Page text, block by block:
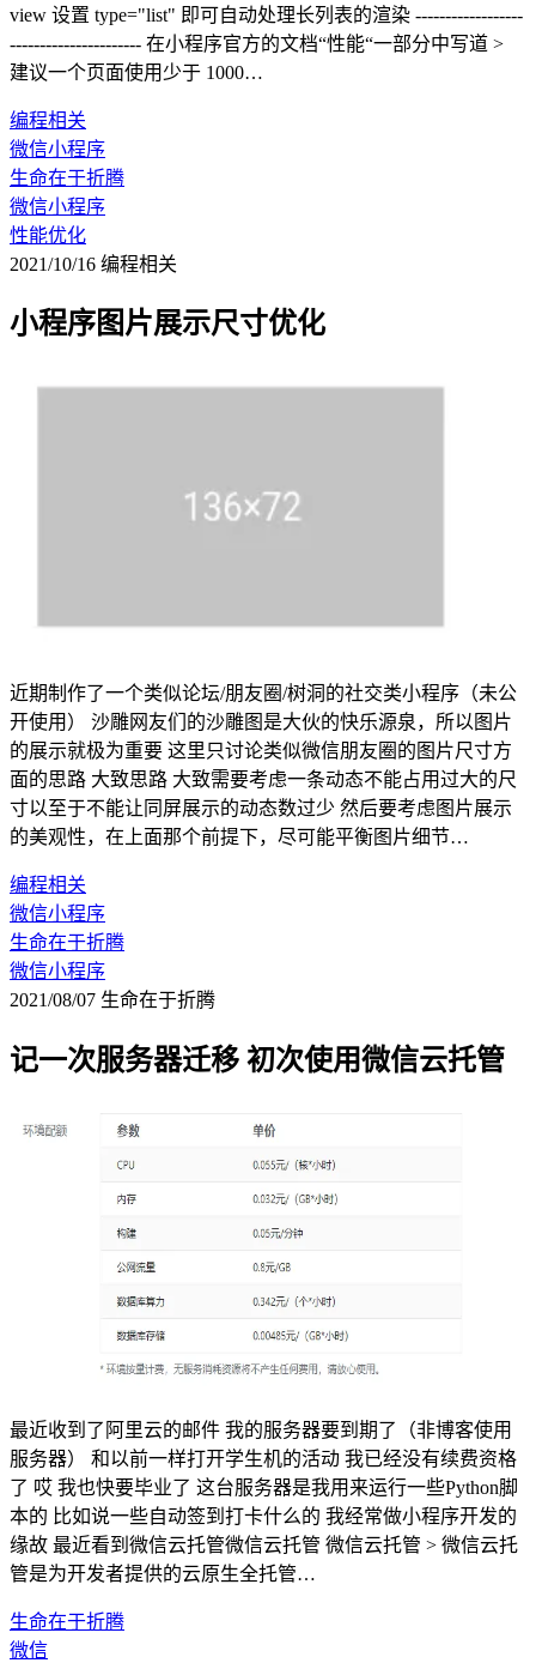
view 设置 type="list" 即可自动处理长列表的渲染 ------------------
---------------------- 在小程序官方的文档“性能“一部分中写道 >
建议一个页面使用少于 1000…
编程相关
微信小程序
生命在于折腾
微信小程序
性能优化
2021/10/16 编程相关
小程序图片展示尺寸优化
近期制作了一个类似论坛/朋友圈/树洞的社交类小程序（未公
开使用） 沙雕网友们的沙雕图是大伙的快乐源泉，所以图片
的展示就极为重要 这里只讨论类似微信朋友圈的图片尺寸方
面的思路 大致思路 大致需要考虑一条动态不能占用过大的尺
寸以至于不能让同屏展示的动态数过少 然后要考虑图片展示
的美观性，在上面那个前提下，尽可能平衡图片细节…
编程相关
微信小程序
生命在于折腾
微信小程序
2021/08/07 生命在于折腾
记一次服务器迁移 初次使用微信云托管
最近收到了阿里云的邮件 我的服务器要到期了（非博客使用
服务器） 和以前一样打开学生机的活动 我已经没有续费资格
了 哎 我也快要毕业了 这台服务器是我用来运行一些Python脚
本的 比如说一些自动签到打卡什么的 我经常做小程序开发的
缘故 最近看到微信云托管微信云托管 微信云托管 > 微信云托
管是为开发者提供的云原生全托管…
生命在于折腾
微信